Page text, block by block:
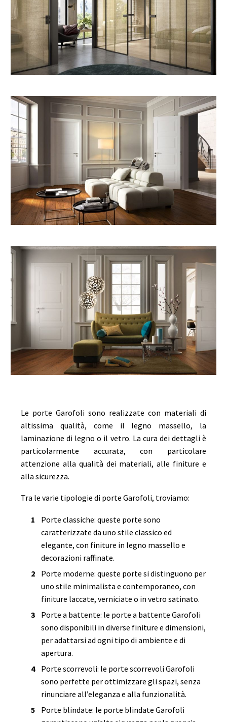
Le porte Garofoli sono realizzate con materiali di
altissima qualità, come il legno massello, la
laminazione di legno o il vetro. La cura dei dettagli è
particolarmente accurata, con particolare
attenzione alla qualità dei materiali, alle finiture e
alla sicurezza.
Tra le varie tipologie di porte Garofoli, troviamo:
Porte classiche: queste porte sono
caratterizzate da uno stile classico ed
elegante, con finiture in legno massello e
decorazioni raffinate.
Porte moderne: queste porte si distinguono per
uno stile minimalista e contemporaneo, con
finiture laccate, verniciate o in vetro satinato.
Porte a battente: le porte a battente Garofoli
sono disponibili in diverse finiture e dimensioni,
per adattarsi ad ogni tipo di ambiente e di
apertura.
Porte scorrevoli: le porte scorrevoli Garofoli
sono perfette per ottimizzare gli spazi, senza
rinunciare all’eleganza e alla funzionalità.
Porte blindate: le porte blindate Garofoli